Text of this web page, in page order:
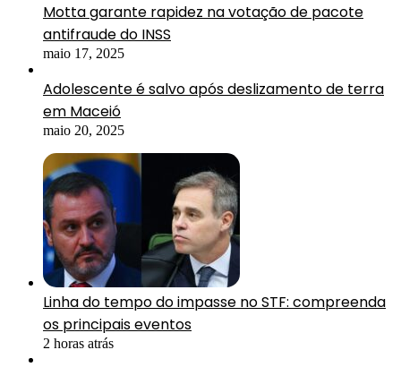
Motta garante rapidez na votação de pacote
antifraude do INSS
maio 17, 2025
Adolescente é salvo após deslizamento de terra
em Maceió
maio 20, 2025
Linha do tempo do impasse no STF: compreenda
os principais eventos
2 horas atrás